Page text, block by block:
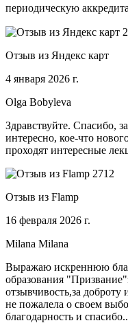
периодическую
Отзыв из Яндекс карт
4 января 2026 г.
Olga Bobyleva
Здравствуйте. Спасибо,
интересно, кое-что
проходят интересные
Отзыв из Flamp
16 февраля 2026 г.
Milana Milana
Выражаю искреннюю
образования
отзывчивость,за
не пожалела о своем
благодарность и